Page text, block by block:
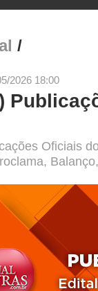
/
2026 18:00
Oficiais